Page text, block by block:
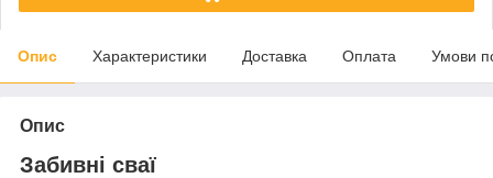
Опис Характеристики Доставка Оплата Умови
Опис
Забивні сваї